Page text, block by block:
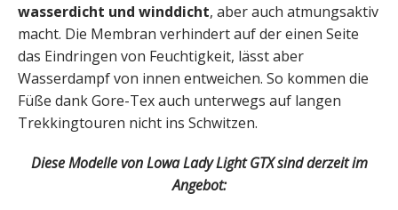
wasserdicht und winddicht, aber auch atmungsaktiv
macht. Die Membran verhindert auf der einen Seite
das Eindringen von Feuchtigkeit, lässt aber
Wasserdampf von innen entweichen. So kommen die
Füße dank Gore-Tex auch unterwegs auf langen
Trekkingtouren nicht ins Schwitzen.
Diese Modelle von Lowa Lady Light GTX sind derzeit im
Angebot: